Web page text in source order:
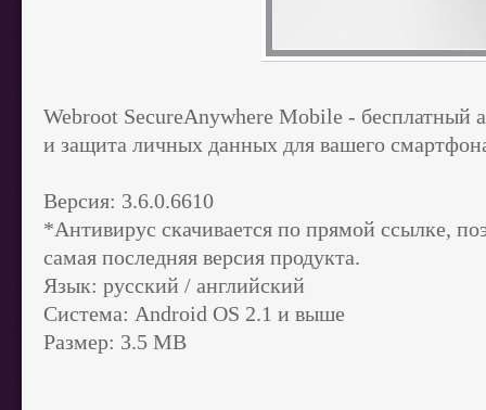
Webroot SecureAnywhere Mobile - бесплатный
и защита личных данных для вашего
Версия: 3.6.0.6610
*Антивирус скачивается по прямой ссылке,
самая последняя версия продукта.
Язык: русский / английский
Система: Android OS 2.1 и выше
Размер: 3.5 MB